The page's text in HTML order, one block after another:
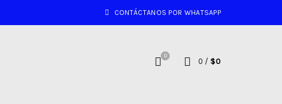
CONTÁCTANOS POR WHATSAPP
0
0 / $0